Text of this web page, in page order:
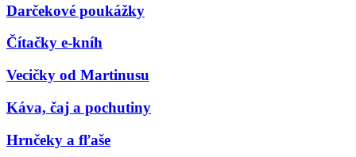
Darčekové poukážky
Čítačky e-kníh
Vecičky od Martinusu
Káva, čaj a pochutiny
Hrnčeky a fľaše